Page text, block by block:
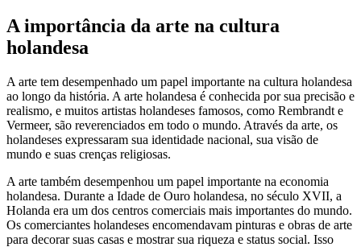
A importância da arte na cultura
holandesa
A arte tem desempenhado um papel importante na cultura holandesa
ao longo da história. A arte holandesa é conhecida por sua precisão e
realismo, e muitos artistas holandeses famosos, como Rembrandt e
Vermeer, são reverenciados em todo o mundo. Através da arte, os
holandeses expressaram sua identidade nacional, sua visão de
mundo e suas crenças religiosas.
A arte também desempenhou um papel importante na economia
holandesa. Durante a Idade de Ouro holandesa, no século XVII, a
Holanda era um dos centros comerciais mais importantes do mundo.
Os comerciantes holandeses encomendavam pinturas e obras de arte
para decorar suas casas e mostrar sua riqueza e status social. Isso